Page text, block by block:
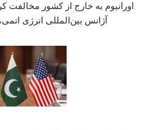
اورانیوم به خارج از کشور
آژانس بین‌المللی انرژی